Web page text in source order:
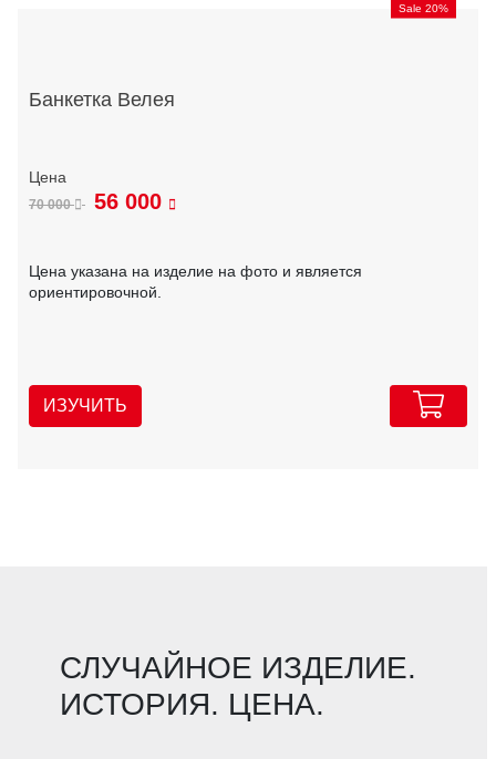
Sale 20%
Банкетка Велея
70 000 56 000
Цена указана на изделие на фото и является
ориентировочной.
ИЗУЧИТЬ
СЛУЧАЙНОЕ ИЗДЕЛИЕ.
ИСТОРИЯ. ЦЕНА.